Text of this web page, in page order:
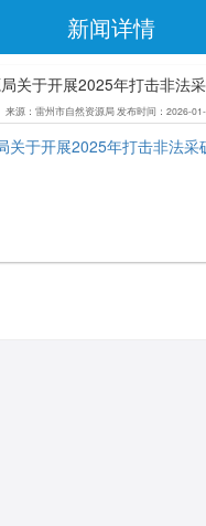
新闻详情
关于开展2025年打击非法
来源：雷州市自然资源局 发布时间：2026-
关于开展2025年打击非法采